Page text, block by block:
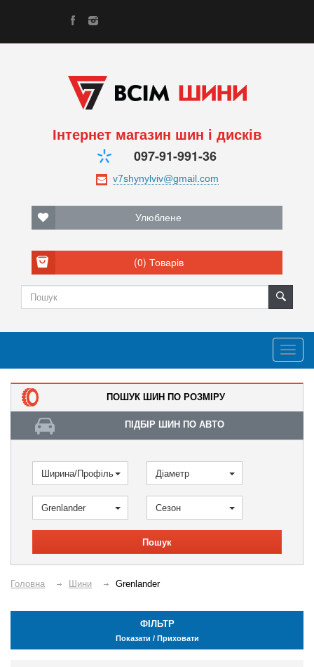
Інтернет магазин шин і дисків
097-91-991-36
Улюблене
(0) Товарів
ПОШУК ШИН ПО РОЗМІРУ
ПІДБІР ШИН ПО АВТО
Ширина/Профіль Діаметр
Grenlander Сезон
Пошук
Головна Шини Grenlander
ФІЛЬТР
Показати / Приховати